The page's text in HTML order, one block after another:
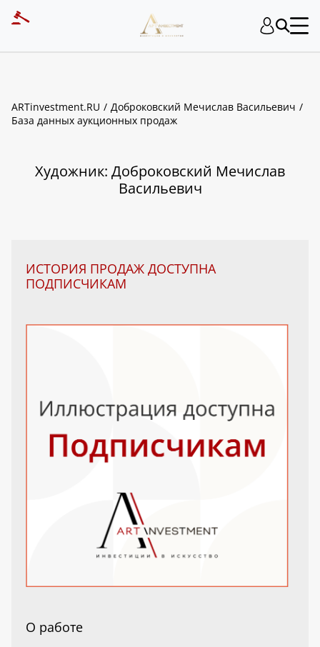
ARTinvestment.RU
Доброковский Мечислав Васильевич
База данных аукционных продаж
Художник: Доброковский Мечислав
Васильевич
ИСТОРИЯ ПРОДАЖ ДОСТУПНА
ПОДПИСЧИКАМ
О работе